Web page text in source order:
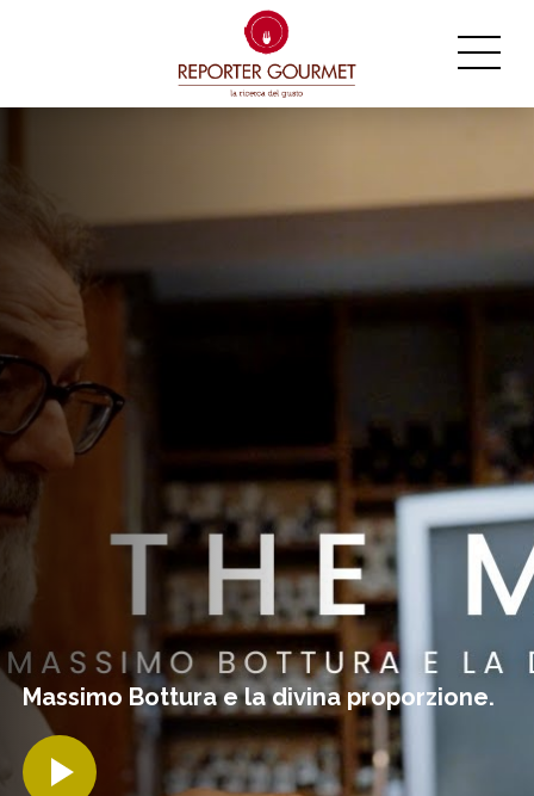
Massimo Bottura e la divina proporzione.